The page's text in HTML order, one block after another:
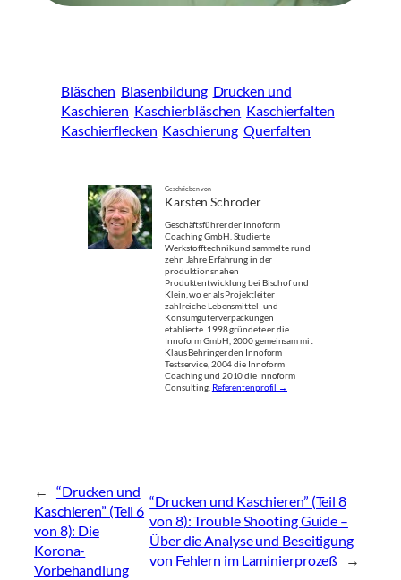
Bläschen Blasenbildung Drucken und
Kaschieren Kaschierbläschen Kaschierfalten
Kaschierflecken Kaschierung Querfalten
Geschrieben von
Karsten Schröder
Geschäftsführer der Innoform
Coaching GmbH. Studierte
Werkstofftechnik und sammelte rund
zehn Jahre Erfahrung in der
produktionsnahen
Produktentwicklung bei Bischof und
Klein, wo er als Projektleiter
zahlreiche Lebensmittel- und
Konsumgüterverpackungen
etablierte. 1998 gründete er die
Innoform GmbH, 2000 gemeinsam mit
Klaus Behringer den Innoform
Testservice, 2004 die Innoform
Coaching und 2010 die Innoform
Consulting. Referentenprofil →
←
“Drucken und
Kaschieren” (Teil 6
von 8): Die
Korona-
Vorbehandlung
“Drucken und Kaschieren” (Teil 8
von 8): Trouble Shooting Guide –
Über die Analyse und Beseitigung
von Fehlern im Laminierprozeß
→